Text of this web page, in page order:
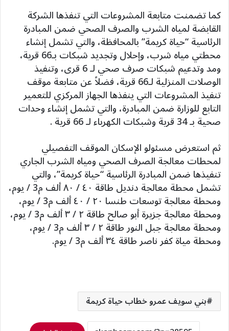
كما تضمنت متابعة المشروعات التي تنفذها الشركة
القابضة لمياه الشرب والصرف الصحي ضمن المبادرة
الرئاسية “حياة كريمة” بالمحافظة، والتي تشمل إنشاء
محطتي مياه شرب، وإحلال وتجديد شبكات بـ66 قرية،
ومد وتدعيم شبكات صرف صحي لـ 6 قرى، وتنفيذ
الوصلات المنزلية لـ66 قرية، فضلاً عن متابعة موقف
تنفيذ المشروعات التي ينفذها الجهاز المركزي للتعمير
التابع للوزارة ضمن المبادرة، والتي تشمل إنشاء وحدات
صحية بـ 34 قرية وشبكات الكهرباء لـ 66 قرية .
ثم استعرض مسئولو الإسكان الموقف التفصيلي
لمحطات معالجة الصرف الصحي ومياه الشرب الجاري
تنفيذها ضمن المبادرة الرئاسية “حياة كريمة”، والتي
تشمل محطة معالجة دنديل طاقة ٤٠ / ٨٠ ألف م3 / يوم،
ومحطة معالجة توسعات طنسا ۲۰ / ٤٠ ألف م3 / يوم،
ومحطة معالجة جزيرة أبو صالح طاقة ٢ / ٣ ألف م3 / يوم،
ومحطة معالجة جبل النور طاقة ٢ / ٣ ألف م3 / يوم،
ومحطة مياة كفر ناصر طاقة ٣٤ ألف م3 / يوم.
بني سويف عمرو خطاب حياة كريمة